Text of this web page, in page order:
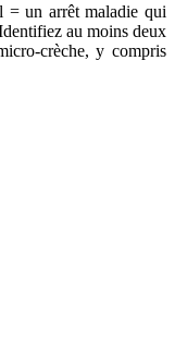
= un arrêt maladie qui
au moins deux
crèche, y compris